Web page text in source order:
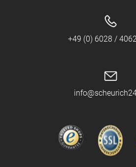
+49 (0) 6028 /